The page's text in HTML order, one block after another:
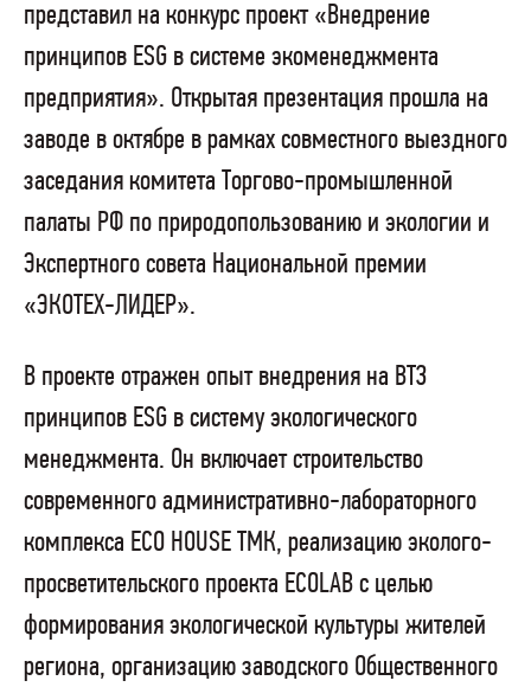
представил на конкурс проект «Внедрение
принципов ESG в системе экоменеджмента
предприятия». Открытая презентация прошла на
заводе в октябре в рамках совместного выездного
заседания комитета Торгово-промышленной
палаты РФ по природопользованию и экологии и
Экспертного совета Национальной премии
«ЭКОТЕХ-ЛИДЕР».
В проекте отражен опыт внедрения на ВТЗ
принципов ESG в систему экологического
менеджмента. Он включает строительство
современного административно-лабораторного
комплекса ECO HOUSE ТМК, реализацию эколого-
просветительского проекта ECOLAB с целью
формирования экологической культуры жителей
региона, организацию заводского Общественного